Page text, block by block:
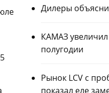
Дилеры
КАМАЗ
полугодии
Рынок LCV с
показал еле